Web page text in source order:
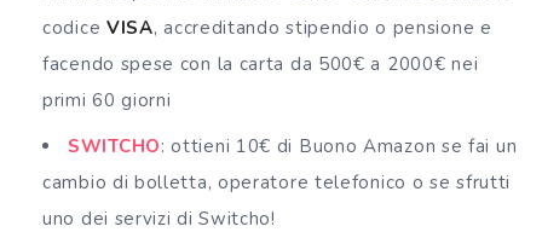
codice VISA, accreditando stipendio o pensione e
facendo spese con la carta da 500€ a 2000€ nei
primi 60 giorni
SWITCHO: ottieni 10€ di Buono Amazon se fai un
cambio di bolletta, operatore telefonico o se sfrutti
uno dei servizi di Switcho!